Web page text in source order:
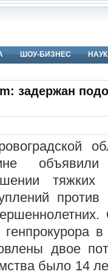
ШОУ-БИЗНЕС
задержан
двое
было 14